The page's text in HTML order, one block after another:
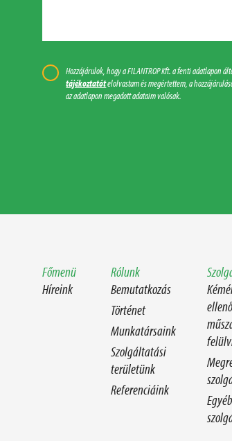
Hozzájárulok, hogy a FILANTROP Kft. a fenti adatlapon
tájékoztatótelolvastam és megértettem, a
az adatlapon megadott adataim valósak.
Főmenü
Híreink
Rólunk
Bemutatkozás
Történet
Munkatársaink
Szolgáltatási
területünk
Referenciáink
Egyéb